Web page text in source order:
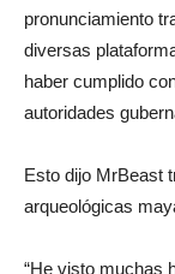
pronunciamiento
diversas
haber cumplido
autoridades
Esto dijo MrBeast
arqueológicas
“He visto muchas